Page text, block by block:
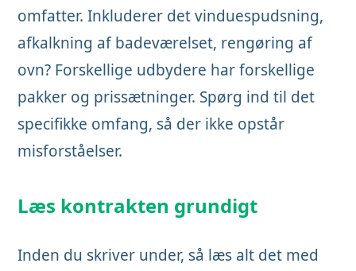
omfatter. Inkluderer det vinduespudsning,
afkalkning af badeværelset, rengøring af
ovn? Forskellige udbydere har forskellige
pakker og prissætninger. Spørg ind til det
specifikke omfang, så der ikke opstår
misforståelser.
Læs kontrakten grundigt
Inden du skriver under, så læs alt det med